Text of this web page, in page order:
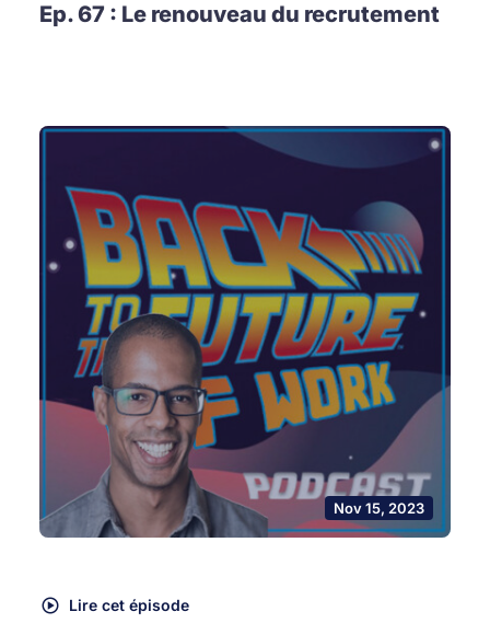
Ep. 67 : Le renouveau du recrutement
Nov 15, 2023
Lire cet épisode